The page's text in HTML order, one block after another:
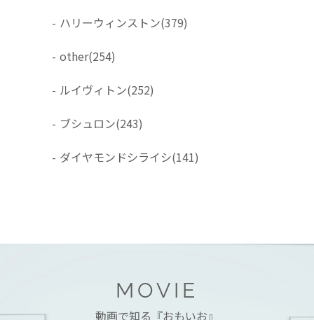
- ハリーウィンストン(379)
- other(254)
- ルイヴィトン(252)
- ブシュロン(243)
- ダイヤモンドシライシ(141)
MOVIE
動画で知る『おもいお』